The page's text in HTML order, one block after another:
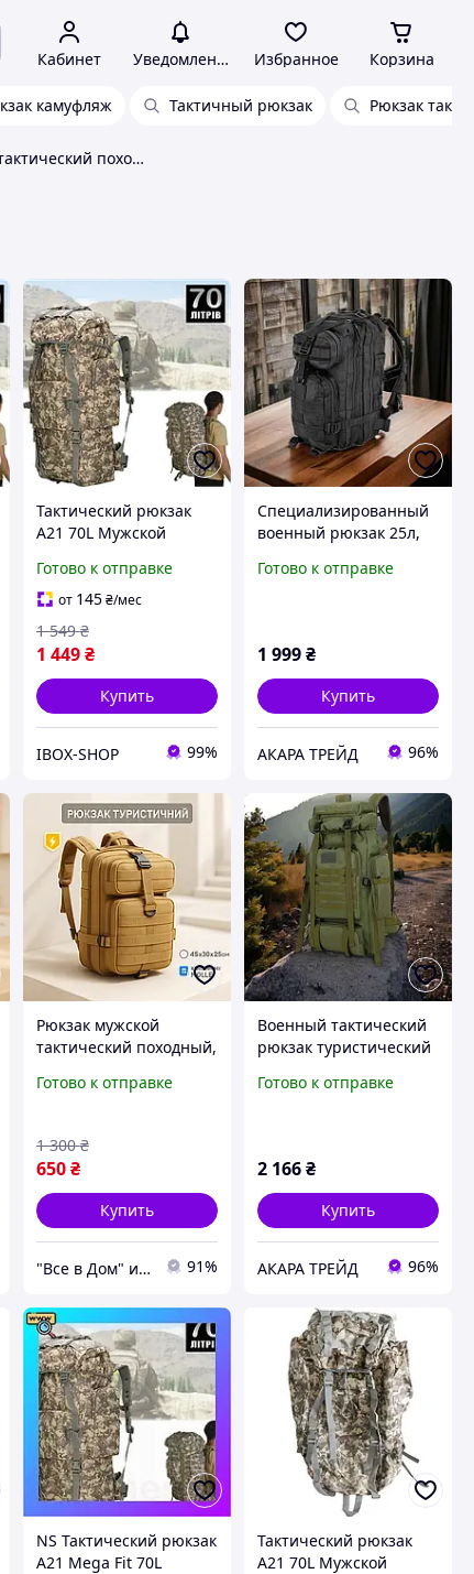
Кабинет Уведомления Избранное Корзина
камуфляж Тактичный рюкзак Рюкзак
Рюкзак мужской тактический походный
Тактический рюкзак
A21 70L Мужской
походный рюкзак 70л
большой Пиксель
Готово к отправке
от 145 ₴/мес
1 449 ₴
1 549 ₴
Купить
IBOX-SHOP 99%
Специализированный
военный рюкзак 25л,
рюкзак койот
Готово к отправке
1 999₴
Купить
АКАРА ТРЕЙД 96%
Рюкзак мужской
тактический походный,
штурмовой рюкзак для
Готово к отправке
650 ₴
1 300 ₴
Купить
"Все в Дом" интернет-магазин 91%
Военный тактический
рюкзак туристический
тактический походный
Готово к отправке
2 166₴
Купить
АКАРА ТРЕЙД 96%
NS Тактический рюкзак
A21 Mega Fit 70L
Тактический рюкзак
A21 70L Мужской